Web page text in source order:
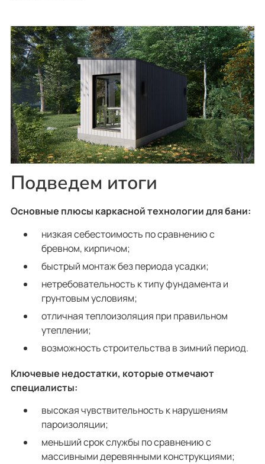
Подведем итоги
Основные плюсы каркасной технологии для бани:
низкая себестоимость по сравнению с
бревном, кирпичом;
быстрый монтаж без периода усадки;
нетребовательность к типу фундамента и
грунтовым условиям;
отличная теплоизоляция при правильном
утеплении;
возможность строительства в зимний период.
Ключевые недостатки, которые отмечают
специалисты:
высокая чувствительность к нарушениям
пароизоляции;
меньший срок службы по сравнению с
массивными деревянными конструкциями;